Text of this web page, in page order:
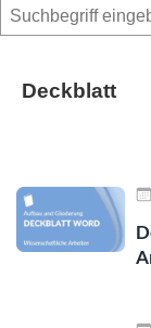
Suchen
Deckblatt